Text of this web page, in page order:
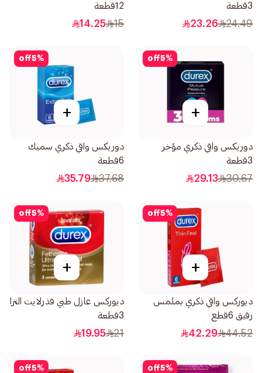
3قطعة
24.49
23.26
12قطعة
15
14.25
5%
off
+
دوريكس واقي ذكري مؤخر
3قطعة
30.67
29.13
5%
off
+
دوريكس واقي ذكري سميك
6قطعة
37.68
35.79
5%
off
+
ديوركس واقي ذكري بملمس
رقيق 6قطع
44.52
42.29
5%
off
+
ديوركس عازل طبي فذرلايت الترا
3قطعة
21
19.95
5%
off
5%
off